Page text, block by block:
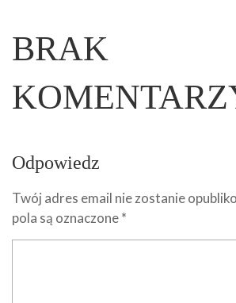
BRAK
Odpowiedz
Twój adres email nie zostanie
pola są oznaczone*